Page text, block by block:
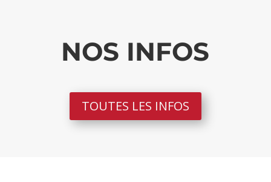
NOS INFOS
TOUTES LES INFOS